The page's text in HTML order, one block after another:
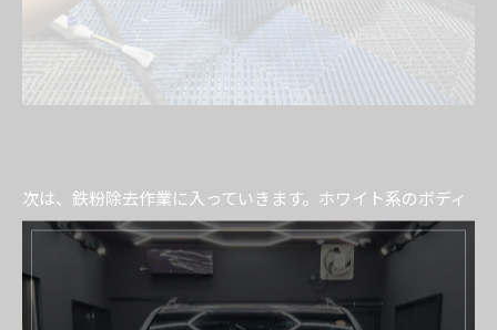
次は、鉄粉除去作業に入っていきます。ホワイト系のボディ
カラーは特に鉄粉の反応が分かりやすく、
下の左側の写真では紫色の斑点が出ているのが確認できるか
と思います。これが鉄粉に反応している状態です。